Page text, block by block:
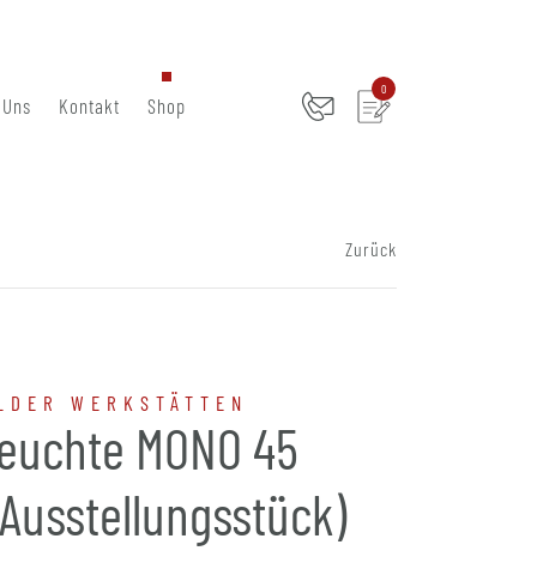
Kontakt Shop
0
Zurück
WERKSTÄTTEN
MONO 45